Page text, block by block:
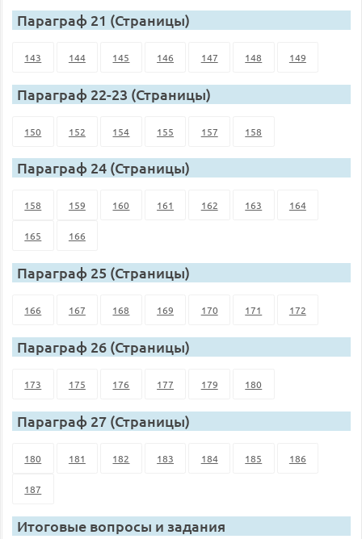
Параграф 21 (Страницы)
143 144 145 146 147 148 149
Параграф 22-23 (Страницы)
150 152 154 155 157 158
Параграф 24 (Страницы)
158 159 160 161 162 163 164
165 166
Параграф 25 (Страницы)
166 167 168 169 170 171 172
Параграф 26 (Страницы)
173 175 176 177 179 180
Параграф 27 (Страницы)
180 181 182 183 184 185 186
187
Итоговые вопросы и задания